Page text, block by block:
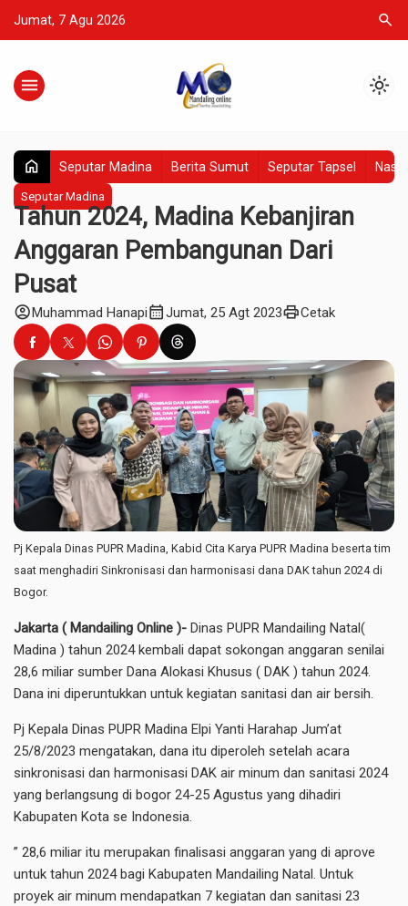
Jumat, 7 Agu 2026 search
menu light_mode
home Seputar Madina Berita Sumut Seputar Tapsel
Seputar Madina
Tahun 2024, Madina Kebanjiran
Anggaran Pembangunan Dari
Pusat
account_circleMuhammad Hanapicalendar_monthJumat, 25 Agt 2023printCetak
Pj Kepala Dinas PUPR Madina, Kabid Cita Karya PUPR Madina beserta tim
saat menghadiri Sinkronisasi dan harmonisasi dana DAK tahun 2024 di
Bogor.
Jakarta ( Mandailing Online )- Dinas PUPR Mandailing Natal(
Madina ) tahun 2024 kembali dapat sokongan anggaran senilai
28,6 miliar sumber Dana Alokasi Khusus ( DAK ) tahun 2024.
Dana ini diperuntukkan untuk kegiatan sanitasi dan air bersih.
Pj Kepala Dinas PUPR Madina Elpi Yanti Harahap Jum’at
25/8/2023 mengatakan, dana itu diperoleh setelah acara
sinkronisasi dan harmonisasi DAK air minum dan sanitasi 2024
yang berlangsung di bogor 24-25 Agustus yang dihadiri
Kabupaten Kota se Indonesia.
” 28,6 miliar itu merupakan finalisasi anggaran yang di aprove
untuk tahun 2024 bagi Kabupaten Mandailing Natal. Untuk
proyek air minum mendapatkan 7 kegiatan dan sanitasi 23